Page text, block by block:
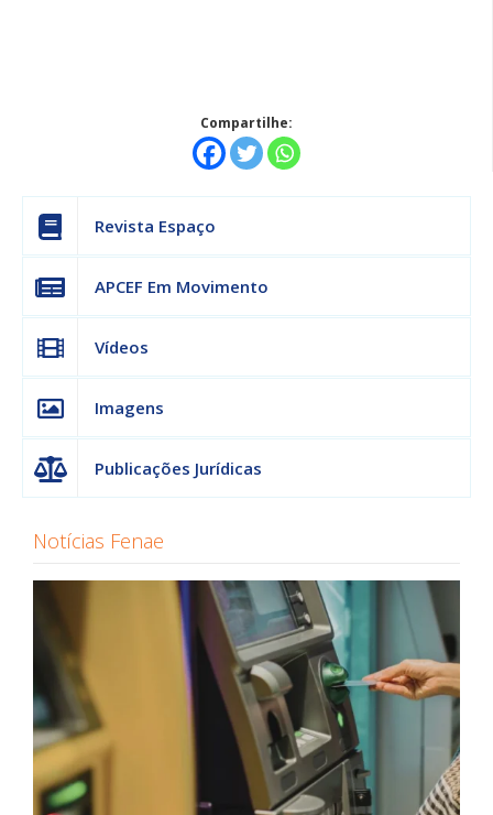
Compartilhe:
Revista Espaço
APCEF Em Movimento
Vídeos
Imagens
Publicações Jurídicas
Notícias Fenae